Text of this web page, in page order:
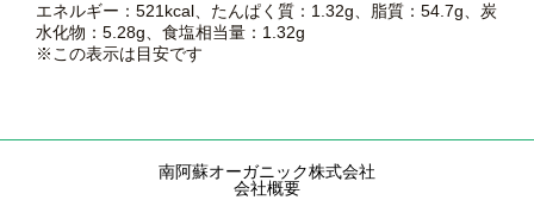
エネルギー：521kcal、たんぱく質：1.32g、脂質：54.7g、炭
水化物：5.28g、食塩相当量：1.32g
※この表示は目安です
南阿蘇オーガニック株式会社
会社概要